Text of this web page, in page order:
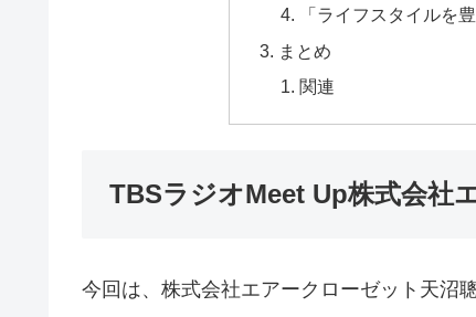
「ライフスタイルを
まとめ
関連
TBSラジオMeet Up株式会社
今回は、株式会社エアークローゼット天沼